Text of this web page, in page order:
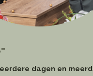
dagen en